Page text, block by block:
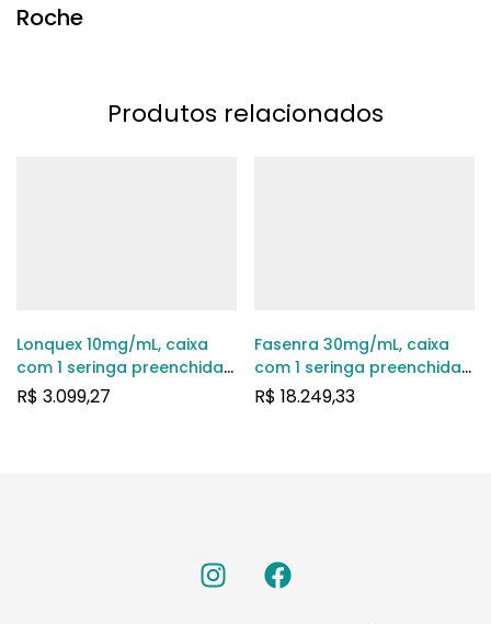
Roche
Produtos relacionados
Lonquex 10mg/mL, caixa
com 1 seringa preenchida
com 0,6mL de solução de
R$ 3.099,27
Fasenra 30mg/mL, caixa
com 1 seringa preenchida
com 1mL de solução de
R$ 18.249,33